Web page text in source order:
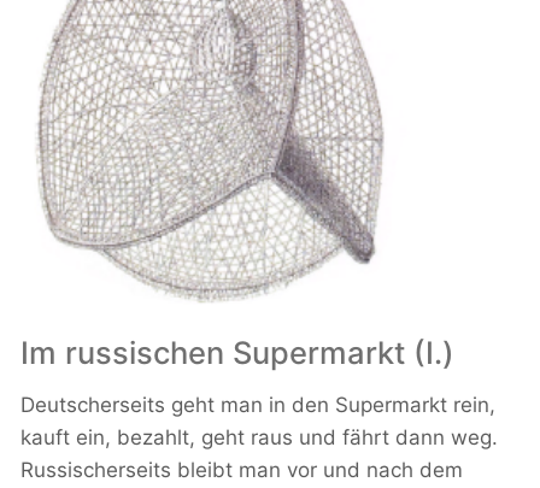
Im russischen Supermarkt (I.)
Deutscherseits geht man in den Supermarkt rein,
kauft ein, bezahlt, geht raus und fährt dann weg.
Russischerseits bleibt man vor und nach dem